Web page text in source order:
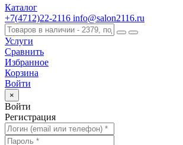
Каталог
+7(4712)22-2116 info@salon2116.ru
Услуги
Сравнить
Избранное
Корзина
Войти
×
Войти
Регистрация